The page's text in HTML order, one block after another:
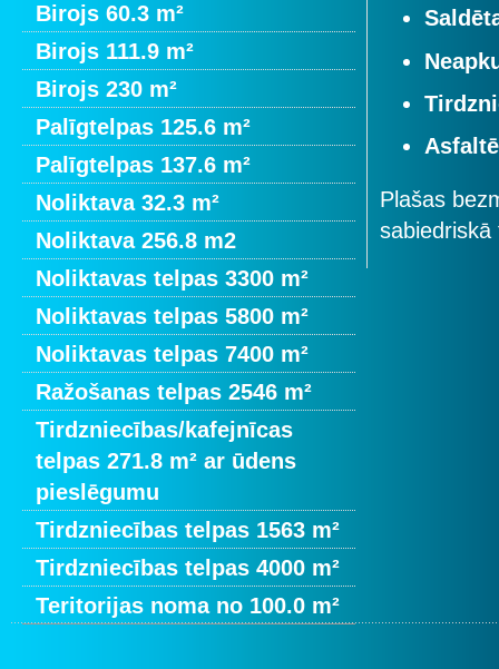
Birojs 60.3 m²
Birojs 111.9 m²
Birojs 230 m²
Palīgtelpas 125.6 m²
Palīgtelpas 137.6 m²
Noliktava 32.3 m²
Noliktava 256.8 m2
Noliktavas telpas 3300 m²
Noliktavas telpas 5800 m²
Noliktavas telpas 7400 m²
Ražošanas telpas 2546 m²
Tirdzniecības/kafejnīcas
telpas 271.8 m² ar ūdens
pieslēgumu
Tirdzniecības telpas 1563 m²
Tirdzniecības telpas 4000 m²
Teritorijas noma no 100.0 m²
Plašas